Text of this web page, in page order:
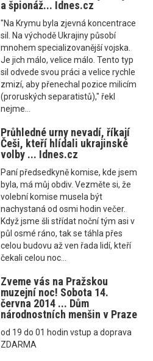
a špionáž... Idnes.cz
"Na Krymu byla zjevná koncentrace
sil. Na východě Ukrajiny působí
mnohem specializovanější vojska.
Je jich málo, velice málo. Tento typ
sil odvede svou práci a velice rychle
zmizí, aby přenechal pozice milicím
(proruských separatistů)," řekl
nejme...
Průhledné urny nevadí, říkají
Češi, kteří hlídali ukrajinské
volby ... Idnes.cz
Paní předsedkyně komise, kde jsem
byla, má můj obdiv. Vezměte si, že
volební komise musela být
nachystaná od osmi hodin večer.
Když jsme šli střídat noční tým asi v
půl osmé ráno, tak se táhla přes
celou budovu až ven řada lidí, kteří
čekali celou noc...
Zveme vás na Pražskou
muzejní noc! Sobota 14.
června 2014 ... Dům
národnostních menšin v Praze
od 19 do 01 hodin vstup a doprava
ZDARMA